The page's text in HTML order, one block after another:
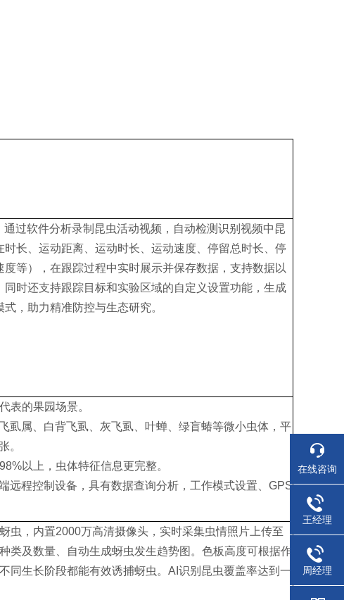
过软件分析录制昆虫活动视频，自动检测识别视频中昆
长、运动距离、运动时长、运动速度、停留总时长、停
等），在跟踪过程中实时展示并保存数据，支持数据以
时还支持跟踪目标和实验区域的自定义设置功能，生成
，助力精准防控与生态研究。
表的果园场景。
虱属、白背飞虱、灰飞虱、叶蝉、绿盲蝽等微小虫体，平
。
以上，虫体特征信息更完整。
远程控制设备，具有数据查询分析，工作模式设置、GPS
虫，内置2000万高清摄像头，实时采集虫情照片上传至
类及数量、自动生成蚜虫发生趋势图。色板高度可根据作
同生长阶段都能有效诱捕蚜虫。AI识别昆虫覆盖率达到一
在线咨询
王经理
周经理